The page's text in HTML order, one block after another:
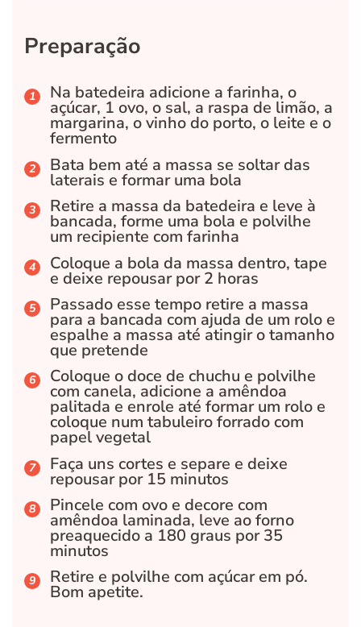
Preparação
Na batedeira adicione a farinha, o
açúcar, 1 ovo, o sal, a raspa de limão, a
margarina, o vinho do porto, o leite e o
fermento
Bata bem até a massa se soltar das
laterais e formar uma bola
Retire a massa da batedeira e leve à
bancada, forme uma bola e polvilhe
um recipiente com farinha
Coloque a bola da massa dentro, tape
e deixe repousar por 2 horas
Passado esse tempo retire a massa
para a bancada com ajuda de um rolo e
espalhe a massa até atingir o tamanho
que pretende
Coloque o doce de chuchu e polvilhe
com canela, adicione a amêndoa
palitada e enrole até formar um rolo e
coloque num tabuleiro forrado com
papel vegetal
Faça uns cortes e separe e deixe
repousar por 15 minutos
Pincele com ovo e decore com
amêndoa laminada, leve ao forno
preaquecido a 180 graus por 35
minutos
Retire e polvilhe com açúcar em pó.
Bom apetite.